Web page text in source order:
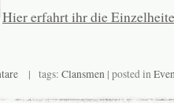
Hier erfahrt ihr die
| tags: Clansmen | posted in